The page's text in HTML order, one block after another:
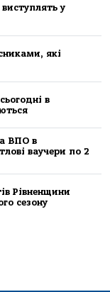
у
які
в
ВПО в
ваучери по 2
Рівненщини
сезону